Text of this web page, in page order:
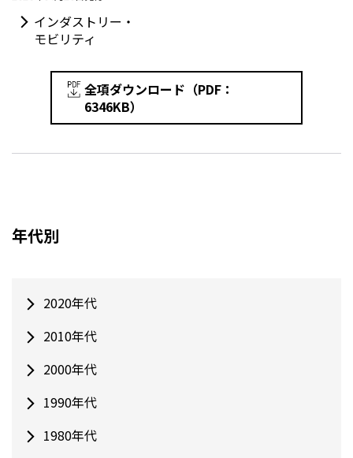
インダストリー・
モビリティ
全項ダウンロード（PDF：
6346KB）
年代別
2020年代
2010年代
2000年代
1990年代
1980年代